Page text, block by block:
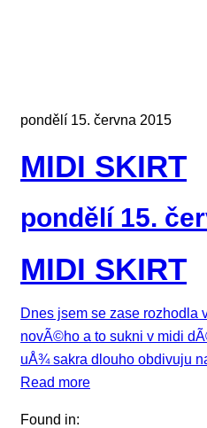
pondělí 15. června 2015
MIDI SKIRT
pondělí 15.
MIDI SKIRT
Dnes jsem se zase rozhodla
novÃ©ho a to sukni v midi
uÅ¾ sakra dlouho obdivuju
Read more
Found in: